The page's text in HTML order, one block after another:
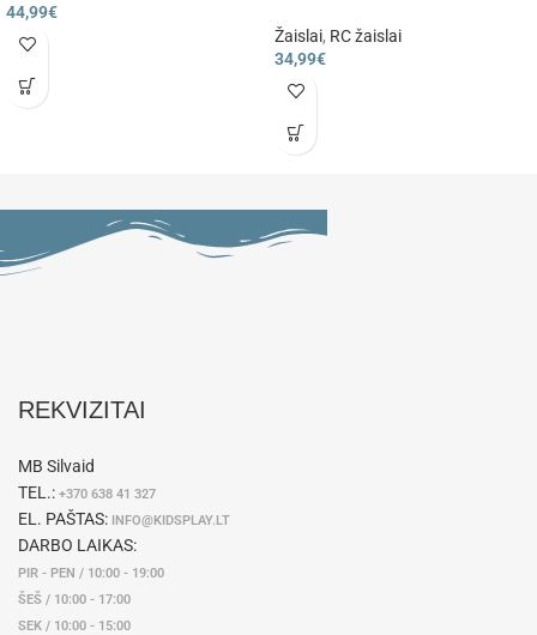
44,99€
Žaislai, RC žaislai
34,99€
REKVIZITAI
MB Silvaid
TEL.: +370 638 41 327
EL. PAŠTAS: INFO@KIDSPLAY.LT
DARBO LAIKAS:
PIR - PEN / 10:00 - 19:00
ŠEŠ / 10:00 - 17:00
SEK / 10:00 - 15:00